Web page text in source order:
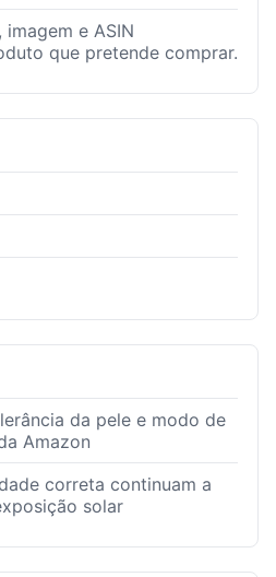
e ASIN
que pretende comprar.
da pele e modo de
Amazon
correta continuam a
solar